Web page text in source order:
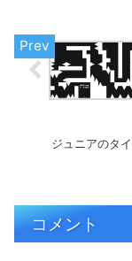
ジュニアのタ
コメント